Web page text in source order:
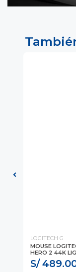
LOGITECH G
MOUSE
HERO 2 44K
S/